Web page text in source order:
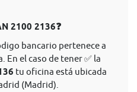
2100 2136❓
bancario pertenece a
En el caso de tener ✅ la
tu oficina está ubicada
(Madrid).